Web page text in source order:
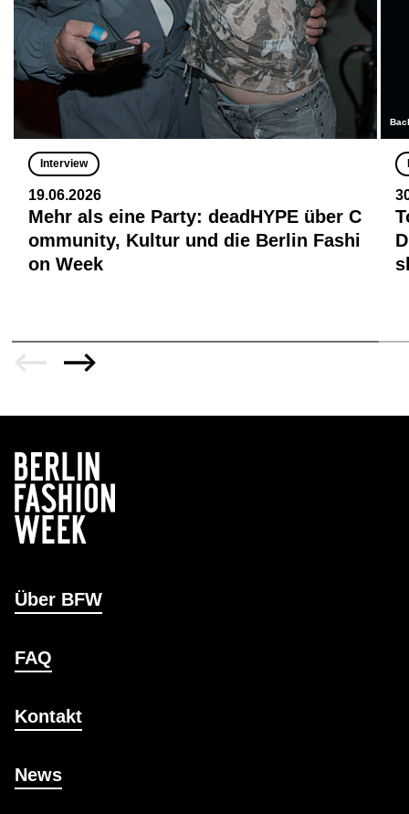
Interview
19.06.2026
Mehr als eine Party: deadHYPE über C
ommunity, Kultur und die Berlin Fashi
on Week
Über BFW
FAQ
Kontakt
News